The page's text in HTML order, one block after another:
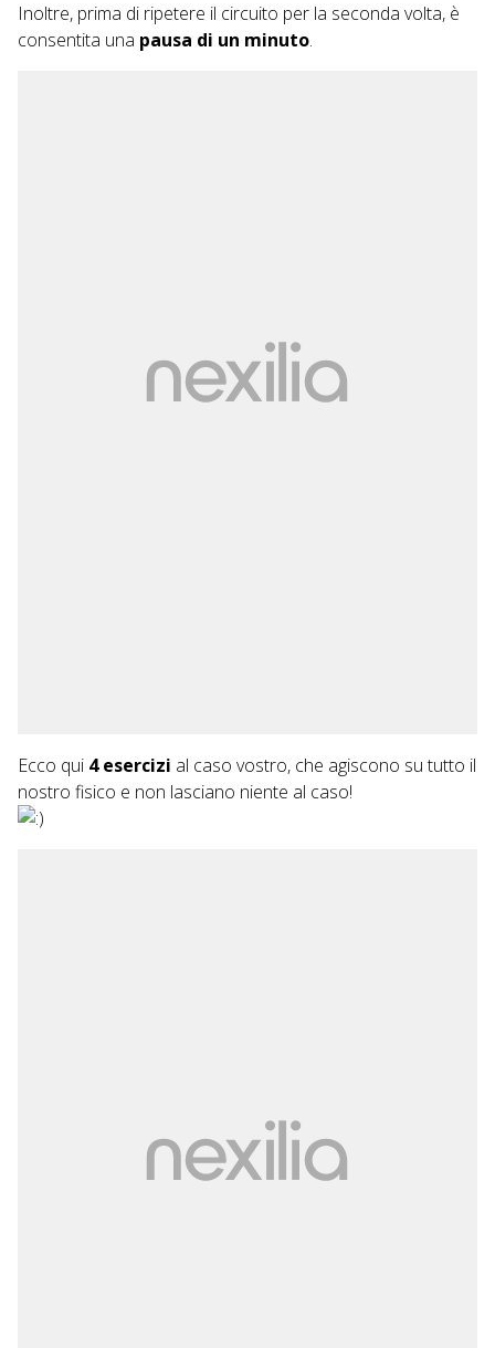
Inoltre, prima di ripetere il circuito per la seconda volta, è
consentita una pausa di un minuto.
Ecco qui 4 esercizi al caso vostro, che agiscono su tutto il
nostro fisico e non lasciano niente al caso!